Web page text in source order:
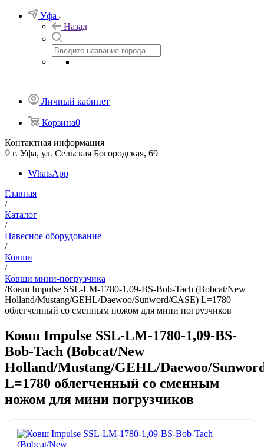
Уфа
Назад
Личный кабинет
Корзина0
Контактная информация
г. Уфа, ул. Сельская Богородская, 69
WhatsApp
Главная
/
Каталог
/
Навесное оборудование
/
Ковши
/
Ковши мини-погрузчика
/Ковш Impulse SSL-LM-1780-1,09-BS-Bob-Tach (Bobcat/New
Holland/Mustang/GEHL/Daewoo/Sunword/CASE) L=1780
облегченный со сменным ножом для мини погрузчиков
Ковш Impulse SSL-LM-1780-1,09-BS-
Bob-Tach (Bobcat/New
Holland/Mustang/GEHL/Daewoo/
L=1780 облегченный со сменным
ножом для мини погрузчиков